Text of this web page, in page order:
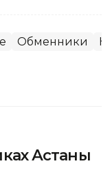
Обменники
Астаны